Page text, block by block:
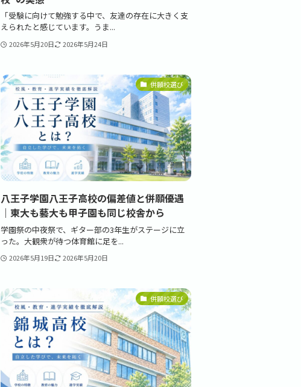
「受験に向けて勉強する中で、友達の存在に大きく支
えられたと感じています。うま...
2026年5月20日 2026年5月24日
併願校選び
八王子学園八王子高校の偏差値と併願優遇
｜東大も藝大も甲子園も同じ校舎から
学園祭の中夜祭で、ギター部の3年生がステージに立
った。大観衆が待つ体育館に足を...
2026年5月19日 2026年5月20日
併願校選び